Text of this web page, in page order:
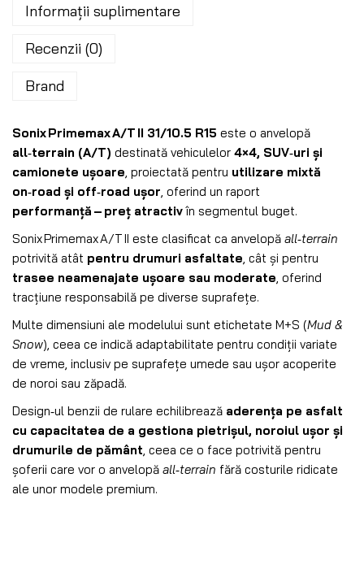
Informații suplimentare
Recenzii (0)
Brand
Sonix Primemax A/T II 31/10.5 R15 este o anvelopă
all‑terrain (A/T) destinată vehiculelor 4×4, SUV‑uri și
camionete ușoare , proiectată pentru utilizare mixtă
on‑road și off‑road ușor , oferind un raport
performanță – preț atractivîn segmentul buget.
Sonix Primemax A/T II este clasificat ca anvelopă all‑terrain
potrivită atât pentru drumuri asfaltate , cât și pentru
trasee neamenajate ușoare sau moderate , oferind
tracțiune responsabilă pe diverse suprafețe.
Multe dimensiuni ale modelului sunt etichetate M+S (Mud &
Snow), ceea ce indică adaptabilitate pentru condiții variate
de vreme, inclusiv pe suprafețe umede sau ușor acoperite
de noroi sau zăpadă.
Design‑ul benzii de rulare echilibrează aderența pe asfalt
cu capacitatea de a gestiona pietrișul, noroiul ușor și
drumurile de pământ , ceea ce o face potrivită pentru
șoferii care vor o anvelopă all‑terrain fără costurile ridicate
ale unor modele premium.